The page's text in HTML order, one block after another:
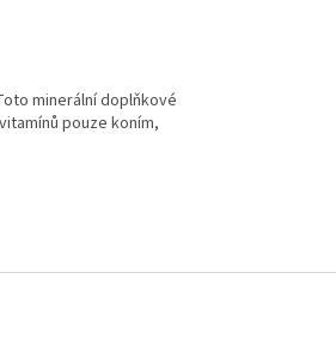
minerální doplňkové
pouze koním,